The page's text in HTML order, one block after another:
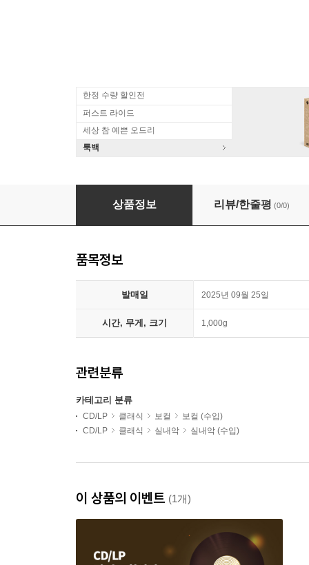
한정 수량 할인전
퍼스트 라이드
세상 참 예쁜 오드리
룩백
Maxim Emelyanychev 퍼셀: 디도와 아이네
상품정보 리뷰/한줄평 (0/0)
품목정보
발매일 2025년 09월 25일
시간, 무게, 크기 1,000g
관련분류
카테고리 분류
CD/LP 클래식 보컬
보컬 (수입)
CD/LP
클래식 실내악 실내악 (수입)
이 상품의 이벤트 (1개)